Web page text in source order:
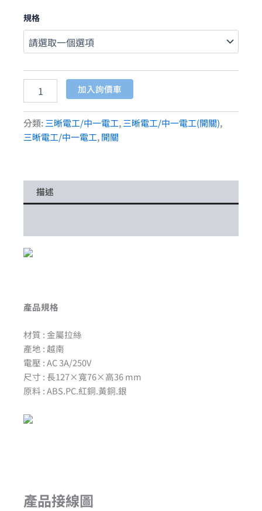
規格
加入詢價車
分類:三晰電工/中一電工,三晰電工/中一電工(開關),
三晰電工/中一電工,開關
描述
產品規格
材質 : 金屬拉絲
產地 : 越南
電壓 : AC 3A/250V
尺寸 : 長127×寬76×高36 mm
原料 : ABS.PC.紅銅.黃銅.銀
產品接線圖